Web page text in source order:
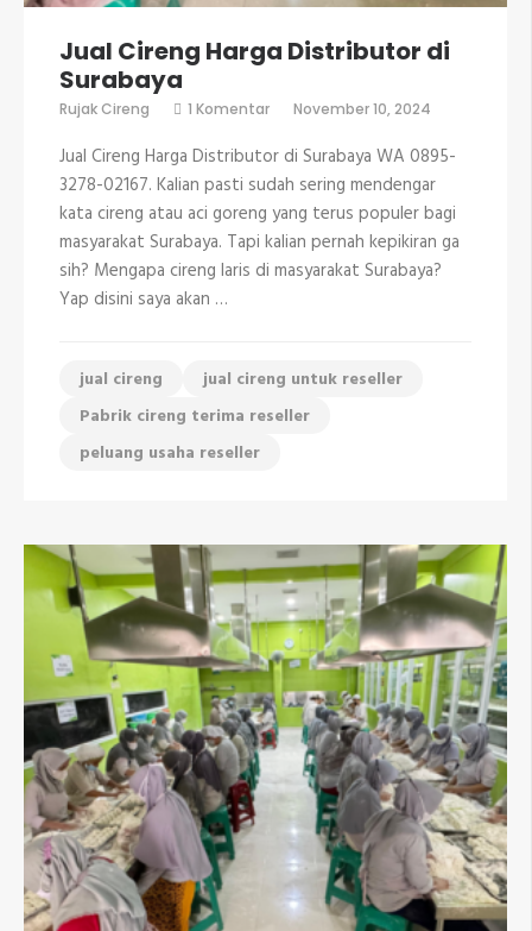
Jual Cireng Harga Distributor di
Surabaya
Rujak Cireng 1 Komentarpada
Cireng
Harga
Distributor
Surabaya
November 10, 2024
Jual Cireng Harga Distributor di Surabaya WA 0895-
3278-02167. Kalian pasti sudah sering mendengar
kata cireng atau aci goreng yang terus populer bagi
masyarakat Surabaya. Tapi kalian pernah kepikiran ga
sih? Mengapa cireng laris di masyarakat Surabaya?
Yap disini saya akan …
jual cireng
jual cireng untuk reseller
Pabrik cireng terima reseller
peluang usaha reseller